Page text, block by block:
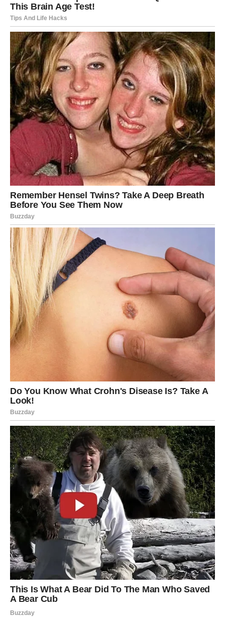
posebnoj priči.
Ako ste zauzeti, partner će vas iznenaditi iskrenim
priznanjem koje će dodatno učvrstiti vaš odnos.
Rak
Rakovima dolazi period ispunjen toplinom i
razumevanjem. Slobodni Rakovi mogli bi upoznati osobu
sa kojom će odmah ostvariti posebnu povezanost.
Zauzeti pripadnici ovog znaka uživaće u mnogo
zajedničkih trenutaka i planova za budućnost.
Lav
Lavovima ljubav donosi mnogo pažnje i komplimenata.
Privlačićete poglede gde god da se pojavite, a jedna
osoba odlučiće da vam otvoreno pokaže svoja osećanja.
Na kraju sedmice očekuje vas romantično iznenađenje.
Devica
Device očekuju iskreni razgovori koji će rešiti sve
nedoumice. Slobodne Device imaju priliku da upoznaju
osobu koja deli njihove životne vrednosti i planove.
Pred vama su dani u kojima emocije postaju mnogo
stabilnije.
Vaga
Vagama se ostvaruje jedna velika ljubavna želja. Vest ili
susret koji vas očekuju vratiće vam veru u ljubav i
pokazati da su iskrena osećanja uzvraćena.
Ako ste slobodni, nova romansa mogla bi početi sasvim
spontano.